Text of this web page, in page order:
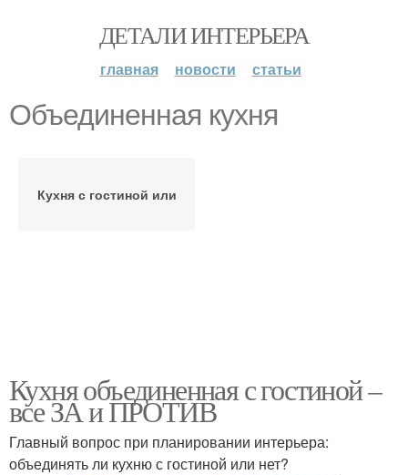
ДЕТАЛИ ИНТЕРЬЕРА
главная новости статьи
Объединенная кухня
Кухня с гостиной или
Кухня объединенная с гостиной –
все ЗА и ПРОТИВ
Главный вопрос при планировании интерьера:
объединять ли кухню с гостиной или нет?